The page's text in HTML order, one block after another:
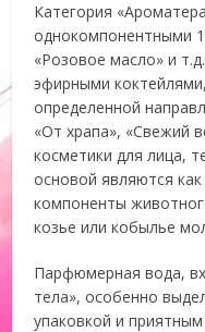
Категория
однокомпонентными
«Розовое масло» и
эфирными
определенной
«От храпа», «Свежий
косметики для лица,
основой являются
компоненты
козье или кобылье
Парфюмерная вода,
тела», особенно
упаковкой и